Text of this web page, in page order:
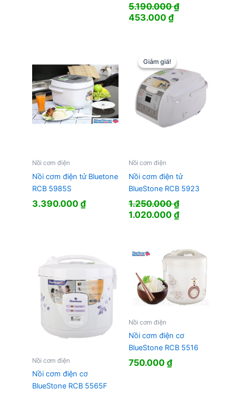
5.190.000₫
Giá
453.000₫Giá
453.000 ₫.
Nồi cơm điện
Nồi cơm điện tử Bluetone
RCB 5985S
3.390.000₫
Giảm giá!
Giảm giá!
Nồi cơm điện
Nồi cơm điện tử
BlueStone RCB 5923
1.250.000₫
Giá
1.250.000 ₫.
1.020.000₫Giá
là:
1.020.000
Nồi cơm điện
Nồi cơm điện cơ
BlueStone RCB 5565F
Nồi cơm điện
Nồi cơm điện cơ
BlueStone RCB 5516
750.000₫